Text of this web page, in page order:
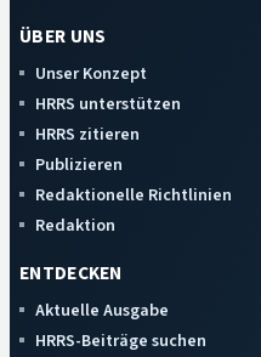
ÜBER UNS
Unser Konzept
HRRS unterstützen
HRRS zitieren
Publizieren
Redaktionelle Richtlinien
Redaktion
ENTDECKEN
Aktuelle Ausgabe
HRRS-Beiträge suchen